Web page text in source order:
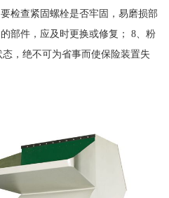
检查紧固螺栓是否牢固，易磨损部
部件，应及时更换或修复； 8、粉
，绝不可为省事而使保险装置失